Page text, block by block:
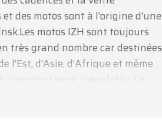
des motos sont à l'origine d'une
motos IZH sont toujours
très grand nombre car destinées
l'Est, d'Asie, d'Afrique et même
une robustesse inégalable. La
de deux 350 cc, la Planeta et
de 50 cc. La société fournit